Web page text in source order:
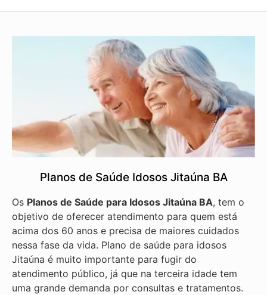
Planos de Saúde Idosos Jitaúna BA
Os Planos de Saúde para Idosos Jitaúna BA, tem o
objetivo de oferecer atendimento para quem está
acima dos 60 anos e precisa de maiores cuidados
nessa fase da vida. Plano de saúde para idosos
Jitaúna é muito importante para fugir do
atendimento público, já que na terceira idade tem
uma grande demanda por consultas e tratamentos.